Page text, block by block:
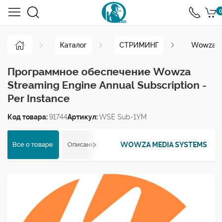
0
Каталог СТРИМИНГ Wowza
Программное обеспечение Wowza
Streaming Engine Annual Subscription -
Per Instance
Код товара:91744Артикул:WSE Sub-1YM
Все о товаре Описание Характеристики Отзывы
WOWZA MEDIA SYSTEMS